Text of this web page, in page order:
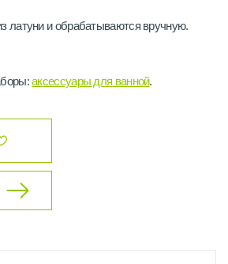
латуни и обрабатываются вручную.
аксессуары для ванной.